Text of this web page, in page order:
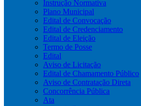
Instrução Normativa
Plano Municipal
Edital de Convocação
Edital de Credenciamento
Edital de Eleição
Termo de Posse
Edital
Aviso de Licitação
Edital de Chamamento Público
Aviso de Contratação Direta
Concorrência Pública
Ata